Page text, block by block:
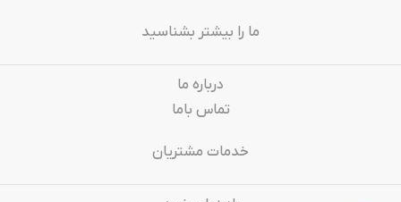
ما را بیشتر بشناسید
درباره‌ ما
تماس باما
خدمات مشتریان